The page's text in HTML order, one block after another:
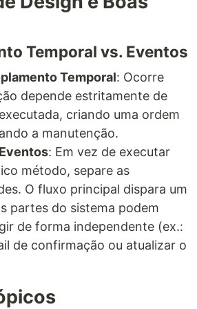
Temporal vs. Eventos
Temporal: Ocorre
depende estritamente de
criando uma ordem
a manutenção.
: Em vez de executar
método, separe as
O fluxo principal dispara um
partes do sistema podem
de forma independente (ex.:
de confirmação ou atualizar o